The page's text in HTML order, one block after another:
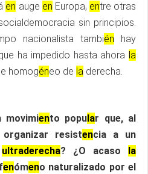
en auge en Europa, entre otras
sin principios.
nacionalista también hay
ha impedido hasta ahora la
homogéneo de la derecha.
ento popular que, al
resistencia a un
ultraderecha? ¿O acaso la
enómeno naturalizado por el